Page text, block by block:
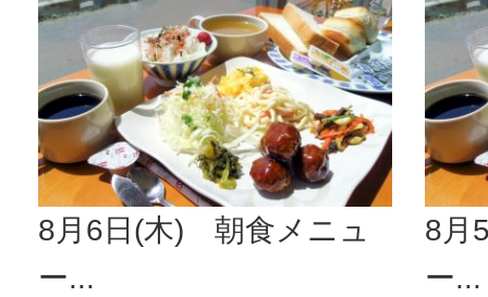
8月6日(木) 朝食メニュ
ー...
8月
ー...